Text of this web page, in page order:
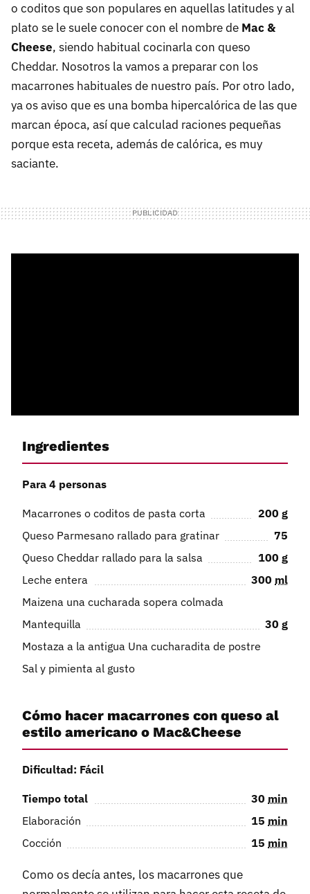
o coditos que son populares en aquellas latitudes y al
plato se le suele conocer con el nombre de Mac &
Cheese, siendo habitual cocinarla con queso
Cheddar. Nosotros la vamos a preparar con los
macarrones habituales de nuestro país. Por otro lado,
ya os aviso que es una bomba hipercalórica de las que
marcan época, así que calculad raciones pequeñas
porque esta receta, además de calórica, es muy
saciante.
Ingredientes
Para 4 personas
Macarrones o coditos de pasta corta 200 g
Queso Parmesano rallado para gratinar
75
Queso Cheddar rallado para la salsa
100 g
Leche entera
300 ml
Maizena una cucharada sopera colmada
Mantequilla
30 g
Mostaza a la antigua Una cucharadita de postre
Sal y pimienta al gusto
Cómo hacer macarrones con queso al
estilo americano o Mac&Cheese
Dificultad: Fácil
Tiempo total 30 min
Elaboración
15 min
Cocción
15 min
Como os decía antes, los macarrones que